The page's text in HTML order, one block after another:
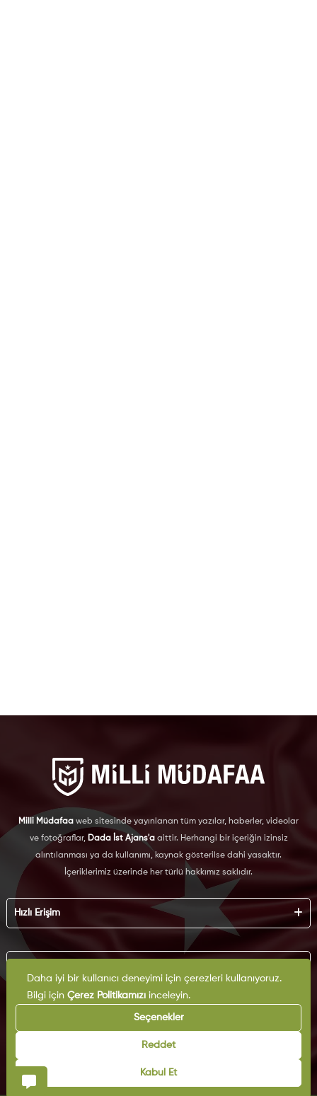
Milli Müdafaa web sitesinde yayınlanan tüm yazılar, haberler, videolar
ve fotoğraflar, Dada İst Ajans'aaittir. Herhangi bir içeriğin izinsiz
alıntılanması ya da kullanımı, kaynak gösterilse dahi yasaktır.
İçeriklerimiz üzerinde her türlü hakkımız saklıdır.
Hızlı Erişim
Künye
Reklam
İş Birliği
Arşiv
İletişim
KVKK
Çerez Politikası
Gizlilik Politikası
Kullanım Şartları
Daha iyi bir kullanıcı deneyimi için çerezleri kullanıyoruz.
Bilgi için Çerez Politikamızıinceleyin.
Seçenekler
Reddet
Kabul Et